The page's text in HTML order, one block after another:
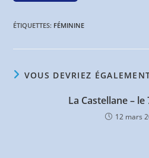
ÉTIQUETTES: FÉMININE
VOUS DEVRIEZ
La Castellane –
12 mars